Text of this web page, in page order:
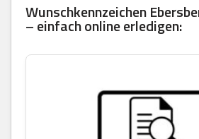
Wunschkennzeichen
– einfach online erledigen: